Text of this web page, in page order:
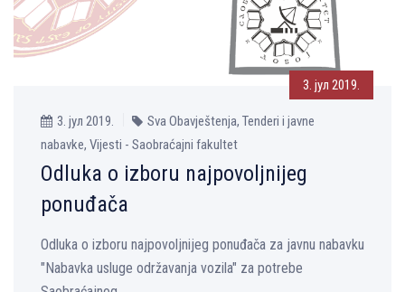
3. јул 2019.
3. јул 2019.
Sva Obavještenja, Tenderi i javne
nabavke, Vijesti - Saobraćajni fakultet
Odluka o izboru najpovoljnijeg
ponuđača
Odluka o izboru najpovoljnijeg ponuđača za javnu nabavku
"Nabavka usluge održavanja vozila" za potrebe